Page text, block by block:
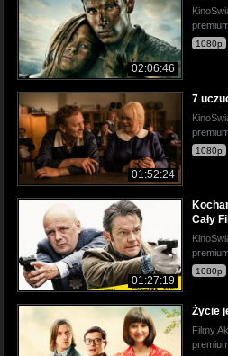
02:06:46
1080p
01:52:24
7
1080p
01:27:19
Cały
1080p
Życie
Filmy